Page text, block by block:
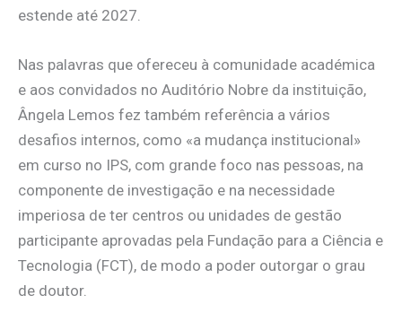
estende até 2027.
Nas palavras que ofereceu à comunidade académica
e aos convidados no Auditório Nobre da instituição,
Ângela Lemos fez também referência a vários
desafios internos, como «a mudança institucional»
em curso no IPS, com grande foco nas pessoas, na
componente de investigação e na necessidade
imperiosa de ter centros ou unidades de gestão
participante aprovadas pela Fundação para a Ciência e
Tecnologia (FCT), de modo a poder outorgar o grau
de doutor.